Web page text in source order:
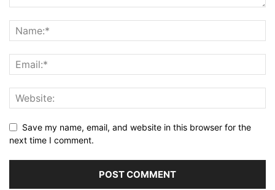
Save my name, email, and website in this browser for the
next time I comment.